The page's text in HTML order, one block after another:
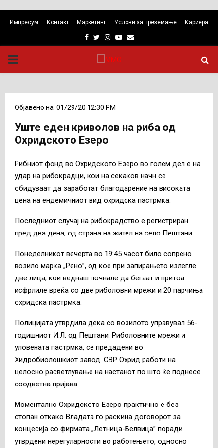
Импресум Контакт Маркетинг Услови за преземање Кариера
Facebook
TwitterInstagram
Youtube
Email
PRIMARY
Објавено на: 01/29/20 12:30 PM
Уште еден криволов на риба од
Охридското Езеро
Рибниот фонд во Охридското Езеро во голем дел е на
удар на рибокрадци, кои на секаков начн се
обидуваат да заработат благодарение на високата
цена на ендемичниот вид охридска пастрмка.
Последниот случај на рибокрадство е регистриран
пред два дена, од страна на жител на село Пештани.
Понеделникот вечерта во 19:45 часот било сопрено
возило марка „Рено”, од кое при запирањето излегле
две лица, кои веднаш почнале да бегаат и притоа
исфрлиле вреќа со две риболовни мрежи и 20 парчиња
охридска пастрмка.
Полицијата утврдила дека со возилото управувал 56-
годишниот И.Л. од Пештани. Риболовните мрежи и
уловената пастрмка, се предадени во
Хидробиолошкиот завод. СВР Охрид работи на
целосно расветлување на настанот по што ќе поднесе
соодветна пријава.
Моментално Охридското Езеро практично е без
стопан откако Владата го раскина договорот за
концесија со фирмата „Летница-Белвица” поради
утврдени нерегуларности во работењето, односно